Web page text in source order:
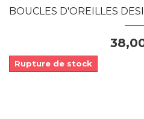
BOUCLES D'OREILLES
Rupture de stock